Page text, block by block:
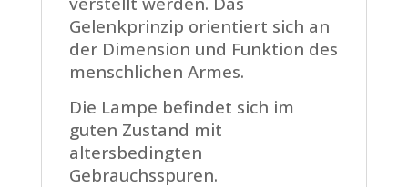
Gelenkprinzip orientiert sich an
der Dimension und Funktion des
menschlichen Armes.
Die Lampe befindet sich im
guten Zustand mit
altersbedingten
Gebrauchsspuren.